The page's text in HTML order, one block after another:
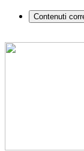
Contenuti